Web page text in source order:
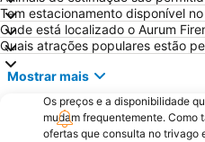
Piazza della Repubblica
Galleria degli Uffizi
Isolotto
Centro Storico
Palazzo Medici-Ricardi
Tem estacionamento disponível
Onde está localizado o Aurum
Quais atrações populares estão
Mostrar mais
Os preços e a disponibilidade
mudam frequentemente. Como
ofertas que consulta no trivago